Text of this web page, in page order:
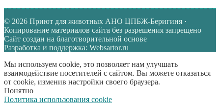
© 2026 Приют для животных АНО ЦПБЖ-Беригиня ·
Копирование материалов сайта без разрешения запрещено
Сайт создан на благотворительной основе
Разработка и поддержка: Websartor.ru
Мы используем cookie, это позволяет нам улучшать
взаимодействие посетителей с сайтом. Вы можете отказаться
от cookie, изменив настройки своего браузера.
Понятно
Политика использования cookie